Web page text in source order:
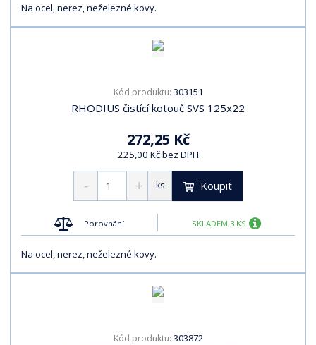
Na ocel, nerez, neželezné kovy.
Kód produktu: 303151
RHODIUS čistící kotouč SVS 125x22
272,25 Kč
225,00 Kč bez DPH
ks Koupit
Porovnání SKLADEM 3 KS
Na ocel, nerez, neželezné kovy.
Kód produktu: 303872